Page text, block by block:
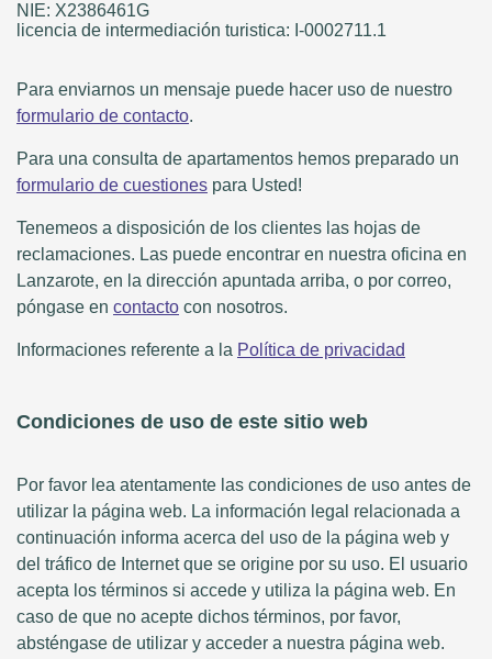
NIE: X2386461G
licencia de intermediación turistica: I-0002711.1
Para enviarnos un mensaje puede hacer uso de nuestro
formulario de contacto.
Para una consulta de apartamentos hemos preparado un
formulario de cuestiones para Usted!
Tenemeos a disposición de los clientes las hojas de
reclamaciones. Las puede encontrar en nuestra oficina en
Lanzarote, en la dirección apuntada arriba, o por correo,
póngase en contacto con nosotros.
Informaciones referente a la Política de privacidad
Condiciones de uso de este sitio web
Por favor lea atentamente las condiciones de uso antes de
utilizar la página web. La información legal relacionada a
continuación informa acerca del uso de la página web y
del tráfico de Internet que se origine por su uso. El usuario
acepta los términos si accede y utiliza la página web. En
caso de que no acepte dichos términos, por favor,
absténgase de utilizar y acceder a nuestra página web.